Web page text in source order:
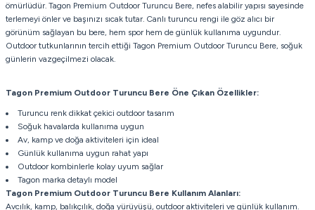
ömürlüdür. Tagon Premium Outdoor Turuncu Bere, nefes alabilir yapısı sayesinde
terlemeyi önler ve başınızı sıcak tutar. Canlı turuncu rengi ile göz alıcı bir
görünüm sağlayan bu bere, hem spor hem de günlük kullanıma uygundur.
Outdoor tutkunlarının tercih ettiği Tagon Premium Outdoor Turuncu Bere, soğuk
günlerin vazgeçilmezi olacak.
Tagon Premium Outdoor Turuncu Bere Öne Çıkan Özellikler:
Turuncu renk dikkat çekici outdoor tasarım
Soğuk havalarda kullanıma uygun
Av, kamp ve doğa aktiviteleri için ideal
Günlük kullanıma uygun rahat yapı
Outdoor kombinlerle kolay uyum sağlar
Tagon marka detaylı model
Tagon Premium Outdoor Turuncu Bere Kullanım Alanları:
Avcılık, kamp, balıkçılık, doğa yürüyüşü, outdoor aktiviteleri ve günlük kullanım.